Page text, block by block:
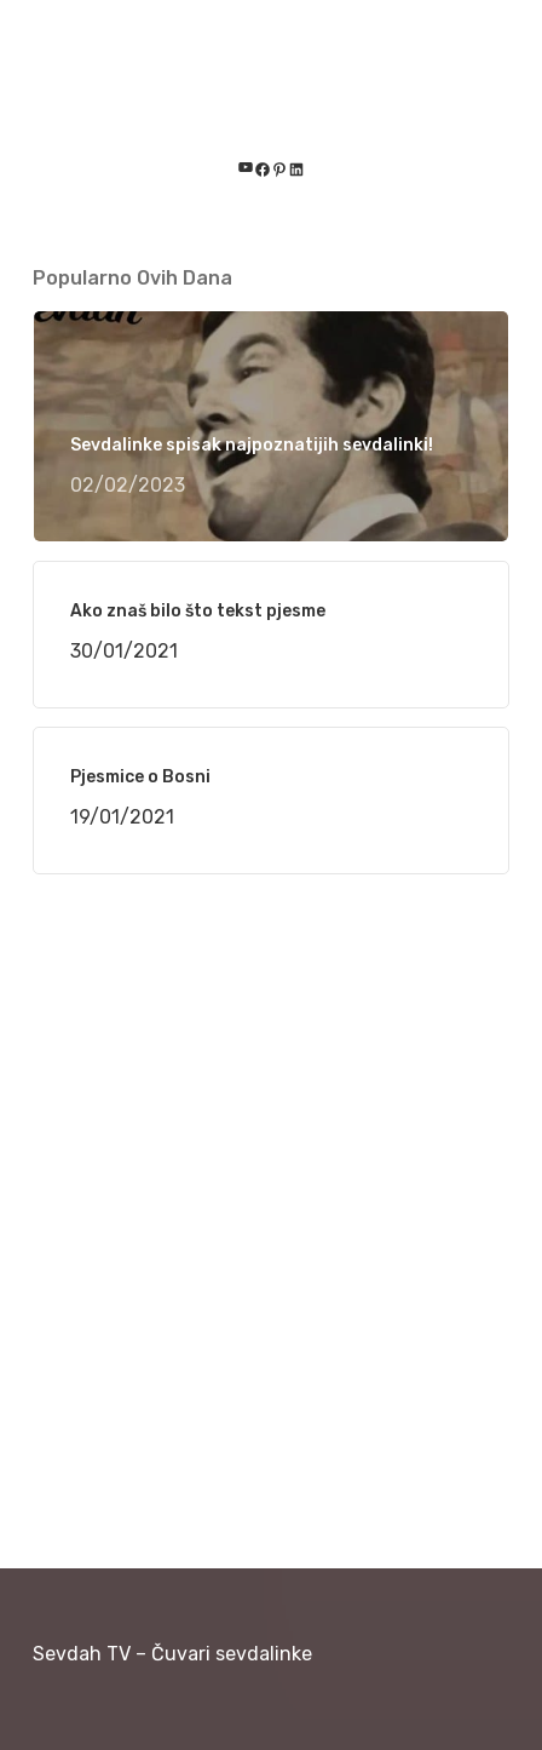
YouTube
Facebook
Pinterest
LinkedIn
Popularno Ovih Dana
Sevdalinke spisak najpoznatijih sevdalinki!
02/02/2023
Ako znaš bilo što tekst pjesme
30/01/2021
Pjesmice o Bosni
19/01/2021
Sevdah TV – Čuvari sevdalinke